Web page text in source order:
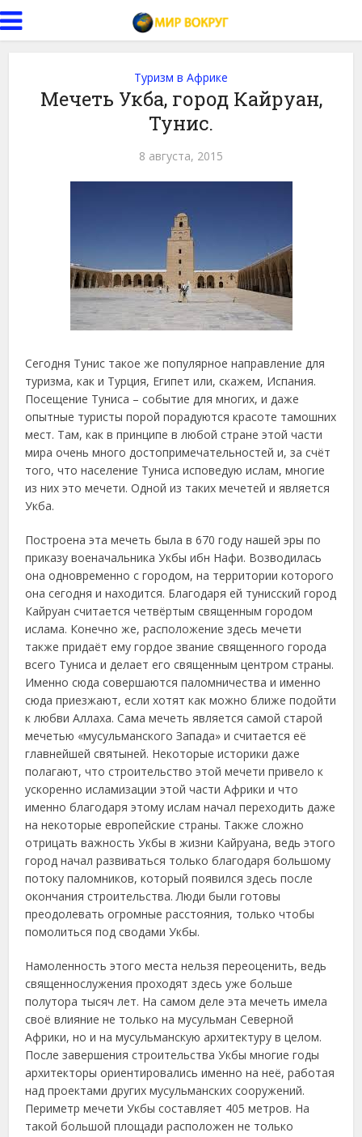
Туризм в Африке
Мечеть Укба, город Кайруан,
Тунис.
8 августа, 2015
Сегодня Тунис такое же популярное направление для
туризма, как и Турция, Египет или, скажем, Испания.
Посещение Туниса – событие для многих, и даже
опытные туристы порой порадуются красоте тамошних
мест. Там, как в принципе в любой стране этой части
мира очень много достопримечательностей и, за счёт
того, что население Туниса исповедую ислам, многие
из них это мечети. Одной из таких мечетей и является
Укба.
Построена эта мечеть была в 670 году нашей эры по
приказу военачальника Укбы ибн Нафи. Возводилась
она одновременно с городом, на территории которого
она сегодня и находится. Благодаря ей тунисский город
Кайруан считается четвёртым священным городом
ислама. Конечно же, расположение здесь мечети
также придаёт ему гордое звание священного города
всего Туниса и делает его священным центром страны.
Именно сюда совершаются паломничества и именно
сюда приезжают, если хотят как можно ближе подойти
к любви Аллаха. Сама мечеть является самой старой
мечетью «мусульманского Запада» и считается её
главнейшей святыней. Некоторые историки даже
полагают, что строительство этой мечети привело к
ускоренно исламизации этой части Африки и что
именно благодаря этому ислам начал переходить даже
на некоторые европейские страны. Также сложно
отрицать важность Укбы в жизни Кайруана, ведь этого
город начал развиваться только благодаря большому
потоку паломников, который появился здесь после
окончания строительства. Люди были готовы
преодолевать огромные расстояния, только чтобы
помолиться под сводами Укбы.
Намоленность этого места нельзя переоценить, ведь
священнослужения проходят здесь уже больше
полутора тысяч лет. На самом деле эта мечеть имела
своё влияние не только на мусульман Северной
Африки, но и на мусульманскую архитектуру в целом.
После завершения строительства Укбы многие годы
архитекторы ориентировались именно на неё, работая
над проектами других мусульманских сооружений.
Периметр мечети Укбы составляет 405 метров. На
такой большой площади расположен не только